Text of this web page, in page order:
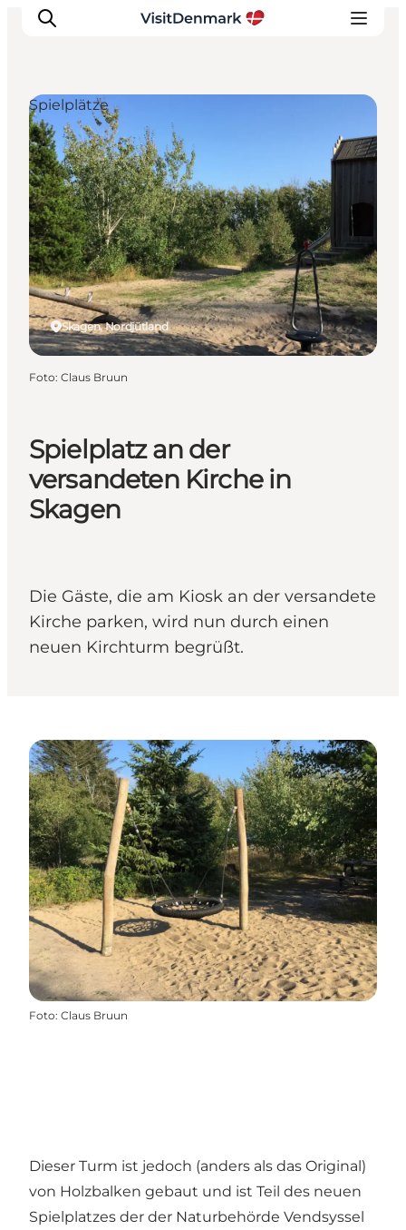
Inspiration
Regionen
Erlebnisse
Unterkünfte
Reiseplanung
Spielplatz an der
versandeten Kirche in
Skagen
Die Gäste, die am Kiosk an der versandete
Kirche parken, wird nun durch einen
neuen Kirchturm begrüßt.
Skagen, Nordjütland
Spielplätze
Foto: Claus Bruun
Foto: Claus Bruun
Dieser Turm ist jedoch (anders als das Original)
von Holzbalken gebaut und ist Teil des neuen
Spielplatzes der der Naturbehörde Vendsyssel